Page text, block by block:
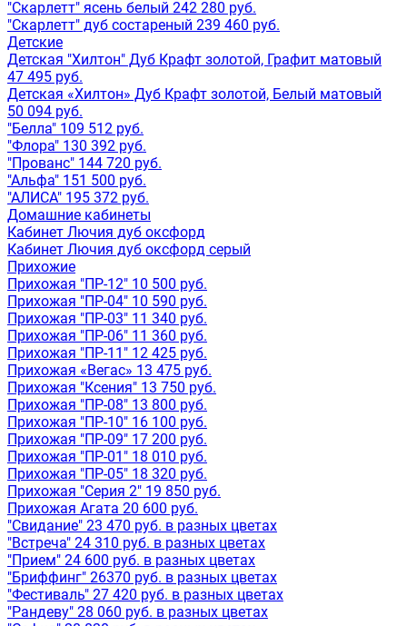
"Скарлетт" ясень белый 242 280 руб.
"Скарлетт" дуб состареный 239 460 руб.
Детские
Детская "Хилтон" Дуб Крафт золотой, Графит матовый
47 495 руб.
Детская «Хилтон» Дуб Крафт золотой, Белый матовый
50 094 руб.
"Белла" 109 512 руб.
"Флора" 130 392 руб.
"Прованс" 144 720 руб.
"Альфа" 151 500 руб.
"АЛИСА" 195 372 руб.
Домашние кабинеты
Кабинет Лючия дуб оксфорд
Кабинет Лючия дуб оксфорд серый
Прихожие
Прихожая "ПР-12" 10 500 руб.
Прихожая "ПР-04" 10 590 руб.
Прихожая "ПР-03" 11 340 руб.
Прихожая "ПР-06" 11 360 руб.
Прихожая "ПР-11" 12 425 руб.
Прихожая «Вегас» 13 475 руб.
Прихожая "Ксения" 13 750 руб.
Прихожая "ПР-08" 13 800 руб.
Прихожая "ПР-10" 16 100 руб.
Прихожая "ПР-09" 17 200 руб.
Прихожая "ПР-01" 18 010 руб.
Прихожая "ПР-05" 18 320 руб.
Прихожая "Серия 2" 19 850 руб.
Прихожая Агата 20 600 руб.
"Свидание" 23 470 руб. в разных цветах
"Встреча" 24 310 руб. в разных цветах
"Прием" 24 600 руб. в разных цветах
"Бриффинг" 26370 руб. в разных цветах
"Фестиваль" 27 420 руб. в разных цветах
"Рандеву" 28 060 руб. в разных цветах